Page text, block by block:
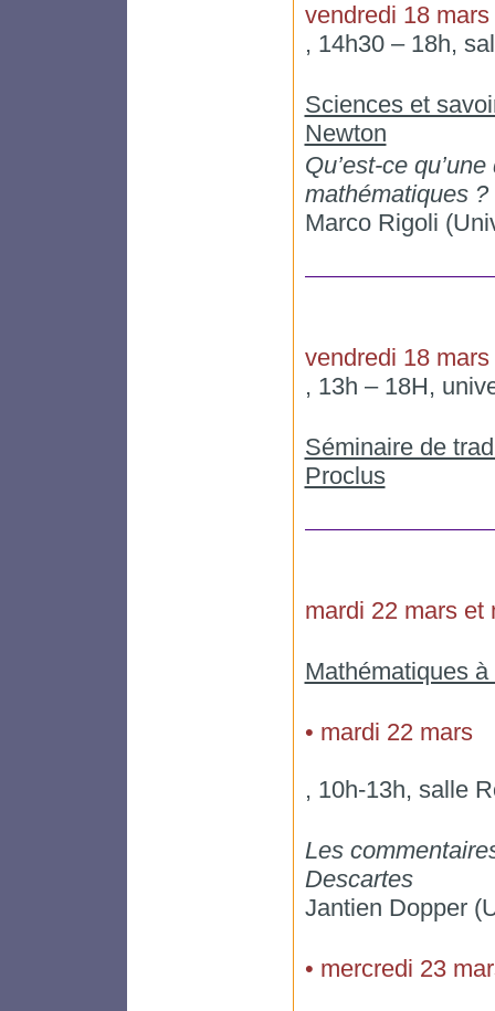
vendredi 18 mars
, 14h30 – 18h,
Sciences et
Newton
Qu’est-ce
mathématiques ?
Marco Rigoli
vendredi 18 mars
, 13h – 18H,
Séminaire de
Proclus
mardi 22 mars et
Mathématiques à
• mardi 22 mars
, 10h-13h, salle
Les
Descartes
Jantien Dopper
• mercredi 23